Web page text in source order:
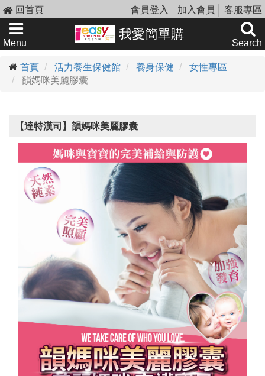
回首頁 會員登入 加入會員 客服專區
Menu
我愛簡單購
Search
首頁 活力養生保健館 養身保健
女性專區
韻媽咪美麗膠囊
【達特漢司】韻媽咪美麗膠囊